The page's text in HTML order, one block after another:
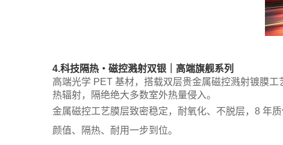
4.科技隔热・磁控溅射双银｜高端旗舰系列
高端光学 PET 基材，搭载双层贵金属磁控溅射镀膜
热辐射，隔绝绝大多数室外热量侵入。
金属磁控工艺膜层致密稳定，耐氧化、不脱层，8 年
颜值、隔热、耐用一步到位。